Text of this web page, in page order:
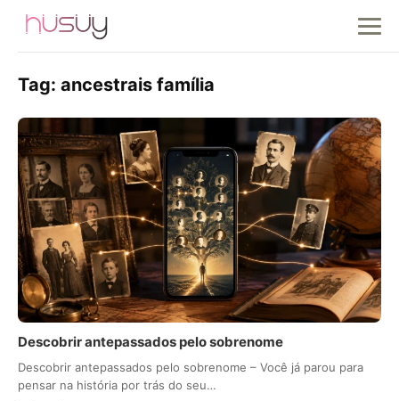
Tag: ancestrais família
Descobrir antepassados pelo sobrenome
Descobrir antepassados pelo sobrenome – Você já parou para
pensar na história por trás do seu…